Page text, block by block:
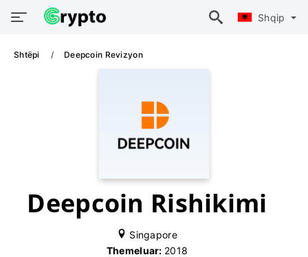
Shqip
Shtëpi Deepcoin Revizyon
Deepcoin Rishikimi
Singapore
Themeluar: 2018